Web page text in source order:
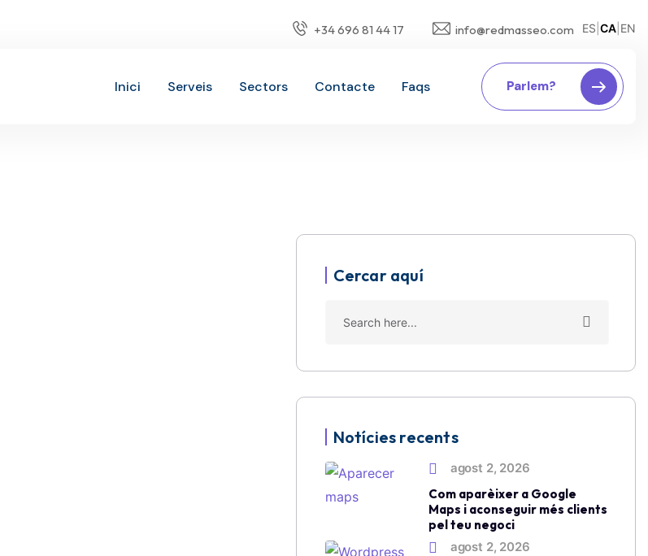
+34 696 81 44 17 info@redmasseo.com ES CA EN
Inici Serveis Sectors Contacte Faqs Parlem?
Cercar aquí
Notícies recents
agost 2, 2026
Com aparèixer a Google
Maps i aconseguir més clients
pel teu negoci
agost 2, 2026